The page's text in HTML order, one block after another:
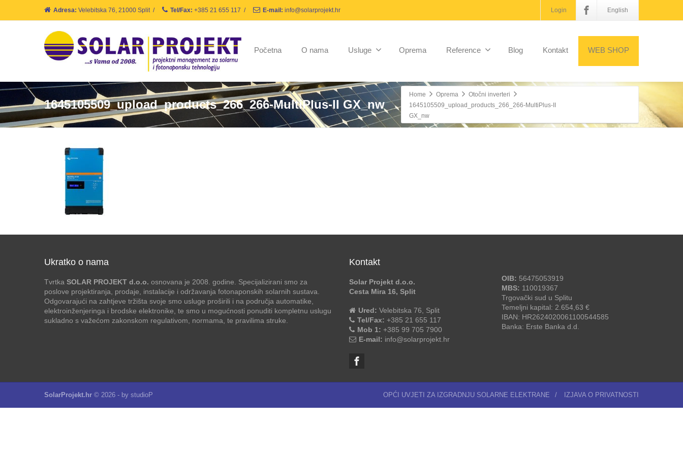
Adresa: Velebitska 76, 21000 Split / Tel/Fax: +385 21 655 117 / E-mail: info@solarprojekt.hr Login English
Početna O nama Usluge Oprema Reference Blog Kontakt WEB SHOP
1645105509_upload_products_266_266-MultiPlus-II GX_nw
Home Oprema
Otočni inverteri
1645105509_upload_products_266_266-MultiPlus-II
GX_nw
Ukratko o nama
Tvrtka SOLAR PROJEKT d.o.o. osnovana je 2008. godine. Specijalizirani smo za
poslove projektiranja, prodaje, instalacije i održavanja fotonaponskih solarnih sustava.
Odgovarajući na zahtjeve tržišta svoje smo usluge proširili i na područja automatike,
elektroinženjeringa i brodske elektronike, te smo u mogućnosti ponuditi kompletnu uslugu
sukladno s važećom zakonskom regulativom, normama, te pravilima struke.
Kontakt
Solar Projekt d.o.o.
Cesta Mira 16, Split
Ured: Velebitska 76, Split
Tel/Fax: +385 21 655 117
Mob 1: +385 99 705 7900
E-mail: info@solarprojekt.hr
OIB: 56475053919
MBS: 110019367
Trgovački sud u Splitu
Temeljni kapital: 2.654,63 €
IBAN: HR2624020061100544585
Banka: Erste Banka d.d.
SolarProjekt.hr © 2026 - by studioP OPĆI UVJETI ZA IZGRADNJU SOLARNE ELEKTRANE / IZJAVA O PRIVATNOSTI